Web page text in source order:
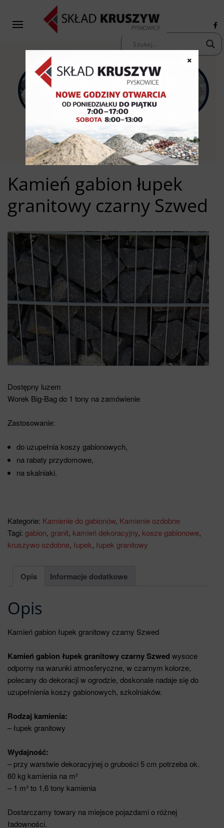
KAMIENIE
OZDOBNE
PIASKI ŻWIRY
KOSTKA
BRUKOWA
Kamień gabion łupek
granitowy czarny Szwed
Dostępny luzem
Worek Big-Bag do 1 tony na zamówienie
Zastosowanie:
do uzupełnia koszy gabionowych,
na rabaty przydomowe,
na skalniaki.
Kategorie: Kamienie do gabionów, Kamienie ozdobne
Tagi: gabion, granit, kamień dekoracyjny, kosze gabionowe,
kruszywo ozdobne, łupek, łupek granitowy
Opis Informacje dodatkowe
Opis
Kamień gabion łupek granitowy czarny Szwed
Kamień gabion łupek granitowy czarny Szwed wysoce
odporny na warunki atmosferyczne, w czarnym kolorze,
polecany do dekoracji w ogrodzie, doskonale nadaje się do
uzupełnienia koszy gabionowych, szkolniaków.
Rodzaj kamienia:
– łupek granitowy
Wydajność:
– przy warstwie dekoracyjnej o grubości 5 cm potrzeba ok.
60 kg kamienia na m²
– 1 m³ to 1,6 tony kamienia
Dostarczamy towary na miejsce pojazdami o różnej
ładowności.
×